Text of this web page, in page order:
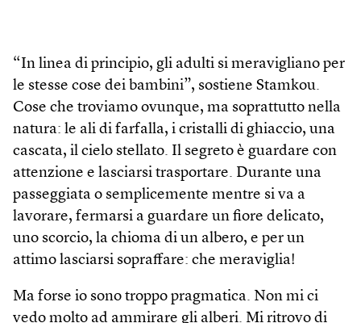
“In linea di principio, gli adulti si meravigliano per
le stesse cose dei bambini”, sostiene Stamkou.
Cose che troviamo ovunque, ma soprattutto nella
natura: le ali di farfalla, i cristalli di ghiaccio, una
cascata, il cielo stellato. Il segreto è guardare con
attenzione e lasciarsi trasportare. Durante una
passeggiata o semplicemente mentre si va a
lavorare, fermarsi a guardare un fiore delicato,
uno scorcio, la chioma di un albero, e per un
attimo lasciarsi sopraffare: che meraviglia!
Ma forse io sono troppo pragmatica. Non mi ci
vedo molto ad ammirare gli alberi. Mi ritrovo di